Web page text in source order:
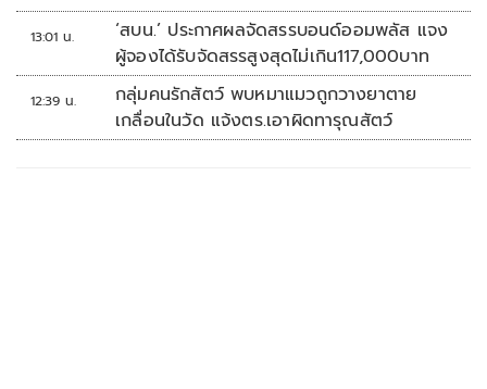
หลายวัน
13:01 น.
‘สบน.’ ประกาศผลจัดสรรบอนด์ออมพลัส แจง
ผู้จองได้รับจัดสรรสูงสุดไม่เกิน117,000บาท
12:39 น.
กลุ่มคนรักสัตว์ พบหมาแมวถูกวางยาตาย
เกลื่อนในวัด แจ้งตร.เอาผิดทารุณสัตว์